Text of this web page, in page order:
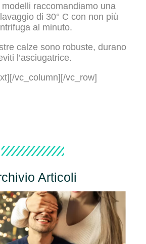
raccomandiamo una
di 30° C con non più
al minuto.
calze sono robuste, durano
l’asciugatrice.
vc_column][/vc_row]
Articoli